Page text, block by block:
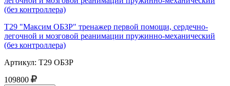
Т29 "Максим ОБЗР" тренажер первой помощи, сердечно-
легочной и мозговой реанимации пружинно-механический
(без контроллера)
Артикул: Т29 ОБЗР
109800